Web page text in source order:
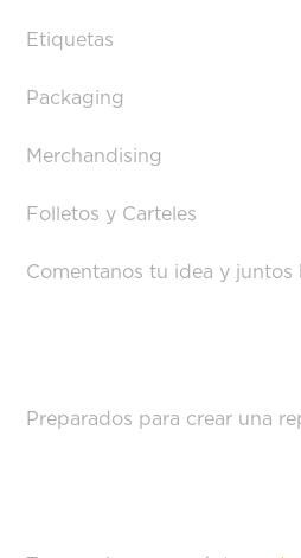
Etiquetas
Packaging
Merchandising
Folletos y Carteles
Comentanos tu idea y juntos
Preparados para crear una